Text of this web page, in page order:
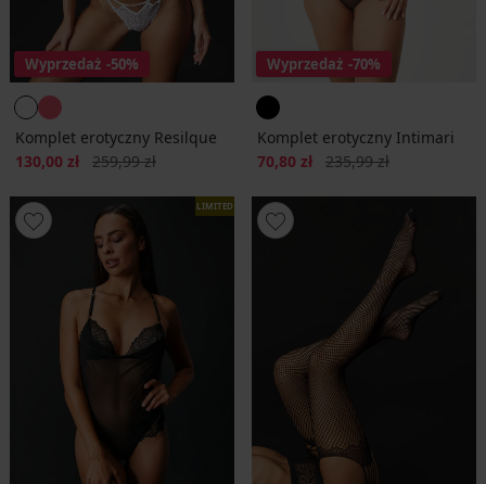
Wyprzedaż -50%
Komplet erotyczny Resilque
Zniżka
130,00 zł Pierwotna cena
259,99 zł
Wyprzedaż -70%
Komplet erotyczny Intimari
Zniżka
70,80 zł Pierwotna cena
235,99 zł
LIMITED